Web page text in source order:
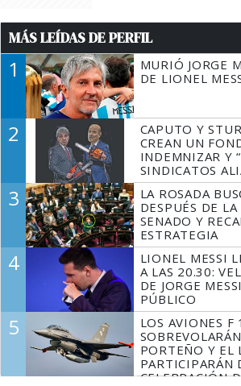
MÁS LEÍDAS DE PERFIL
1
MURIÓ JORGE
DE LIONEL
2
CAPUTO Y
CREAN UN
INDEMNIZAR Y
SINDICATOS
3
LA ROSADA
DESPUÉS DE
SENADO Y
ESTRATEGIA
4
LIONEL MESSI
A LAS 20.30:
DE JORGE
PÚBLICO
5
LOS AVIONES F
PORTEÑO Y EL
PARTICIPARÁN
CELEBRACIÓN